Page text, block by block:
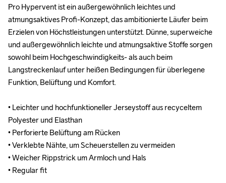
Pro Hypervent ist ein außergewöhnlich leichtes und
atmungsaktives Profi-Konzept, das ambitionierte Läufer beim
Erzielen von Höchstleistungen unterstützt. Dünne, superweiche
und außergewöhnlich leichte und atmungsaktive Stoffe sorgen
sowohl beim Hochgeschwindigkeits- als auch beim
Langstreckenlauf unter heißen Bedingungen für überlegene
Funktion, Belüftung und Komfort.
• Leichter und hochfunktioneller Jerseystoff aus recyceltem
Polyester und Elasthan
• Perforierte Belüftung am Rücken
• Verklebte Nähte, um Scheuerstellen zu vermeiden
• Weicher Rippstrick um Armloch und Hals
• Regular fit
Pro Hypervent ist ein außergewöhnlich leichtes und
atmungsaktives Profi-Konzept, das ambitionierte Läufer beim
Erzielen von Höchstleistungen unterstützt. Dünne, superweiche
und außergewöhnlich leichte und atmungsaktive Stoffe sorgen
sowohl beim Hochgeschwindigkeits- als auch beim
Langstreckenlauf unter heißen Bedingungen für überlegene
Funktion, Belüftung und Komfort.
• Leichter und hochfunktioneller Jerseystoff aus recyceltem
Polyester und Elasthan
• Perforierte Belüftung am Rücken
• Verklebte Nähte, um Scheuerstellen zu vermeiden
• Weicher Rippstrick um Armloch und Hals
• Regular fit